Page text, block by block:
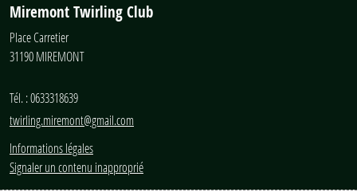
Miremont Twirling Club
Place Carretier
31190MIREMONT
Tél. :0633318639
twirling.miremont@gmail.com
Informations légales
Signaler un contenu inapproprié